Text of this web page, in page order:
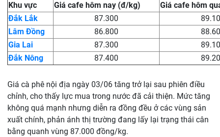
Khu vực
Giá cafe hôm nay (đ/kg)
Giá cafe hôm
Đắk Lắk
87.300
Lâm Đồng
86.800
Gia Lai
87.300
Đắk Nông
87.400
Giá cà phê nội địa ngày 03/06 tăng trở lại sau phiên điều
chỉnh, cho thấy lực mua trong nước đã cải thiện. Mức tăng
không quá mạnh nhưng diễn ra đồng đều ở các vùng sản
xuất chính, phản ánh thị trường đang lấy lại trạng thái cân
bằng quanh vùng 87.000 đồng/kg.